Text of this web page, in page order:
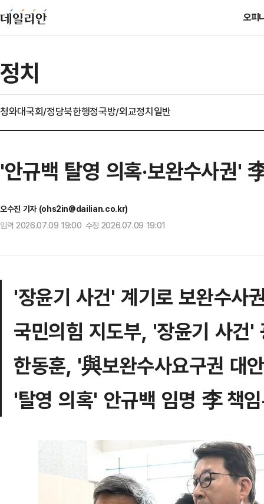
오피
정치
청와대국회/정당북한행정국방/외교정치일반
'안규백 탈영 의혹·보완수사권'
오수진 기자 (ohs2in@dailian.co.kr)
입력 2026.07.09 19:00 수정 2026.07.09 19:01
'장윤기 사건' 계기로 보완수사
국민의힘 지도부, '장윤기 사건'
한동훈, '與보완수사요구권 대
'탈영 의혹' 안규백 임명 李 책